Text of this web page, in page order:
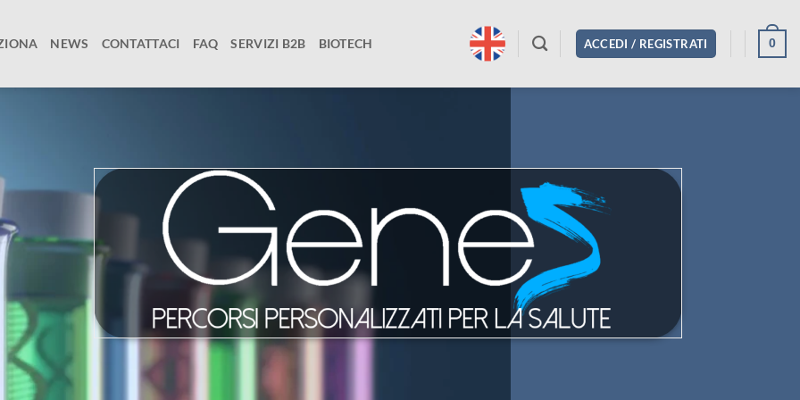
NEWS CONTATTACI FAQ SERVIZI B2B BIOTECH ACCEDI / REGISTRATI 0